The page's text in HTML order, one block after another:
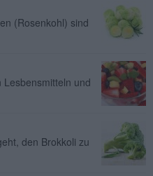
(Rosenkohl) sind
und
den Brokkoli zu